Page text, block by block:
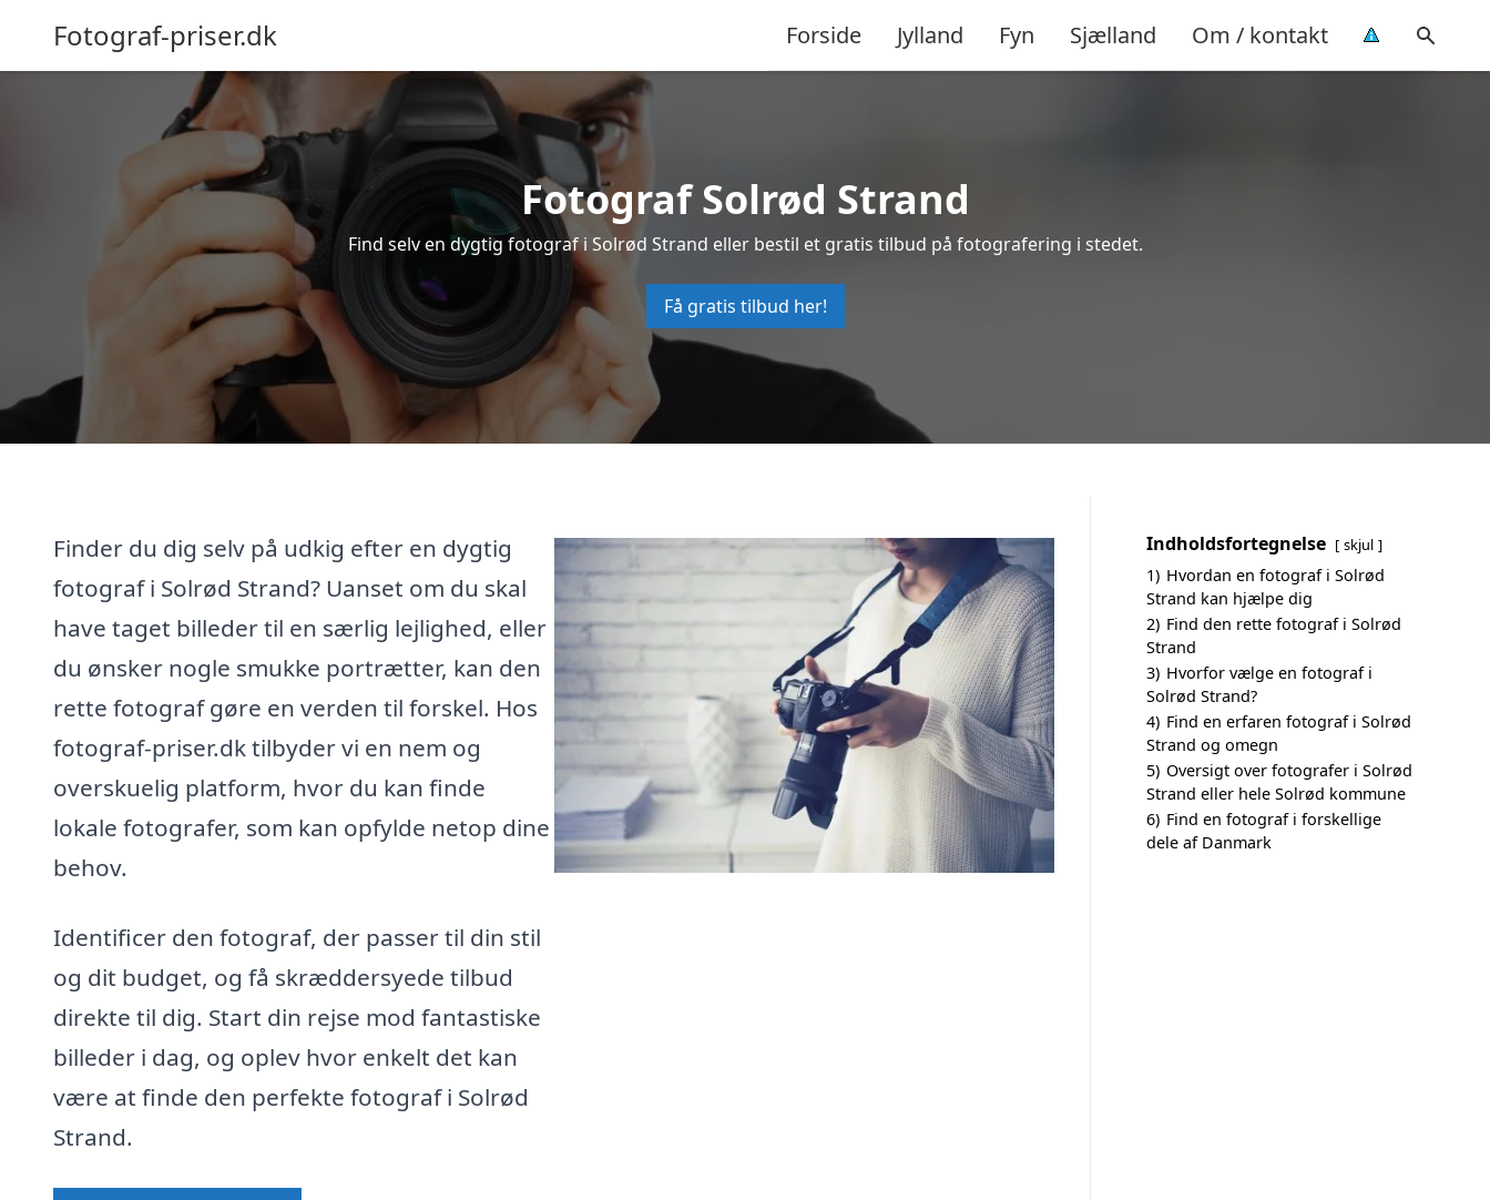
Fotograf-priser.dk Forside Jylland Fyn Sjælland Om / kontakt
Fotograf Solrød Strand
Find selv en dygtig fotograf i Solrød Strand eller bestil et gratis tilbud på fotografering i stedet.
Få gratis tilbud her!
Finder du dig selv på udkig efter en dygtig
fotograf i Solrød Strand? Uanset om du skal
have taget billeder til en særlig lejlighed, eller
du ønsker nogle smukke portrætter, kan den
rette fotograf gøre en verden til forskel. Hos
fotograf-priser.dk tilbyder vi en nem og
overskuelig platform, hvor du kan finde
lokale fotografer, som kan opfylde netop dine
behov.
Identificer den fotograf, der passer til din stil
og dit budget, og få skræddersyede tilbud
direkte til dig. Start din rejse mod fantastiske
billeder i dag, og oplev hvor enkelt det kan
være at finde den perfekte fotograf i Solrød
Strand.
Indholdsfortegnelse skjul
1) Hvordan en fotograf i Solrød
Strand kan hjælpe dig
2) Find den rette fotograf i Solrød
Strand
3) Hvorfor vælge en fotograf i
Solrød Strand?
4) Find en erfaren fotograf i Solrød
Strand og omegn
5) Oversigt over fotografer i Solrød
Strand eller hele Solrød kommune
6) Find en fotograf i forskellige
dele af Danmark